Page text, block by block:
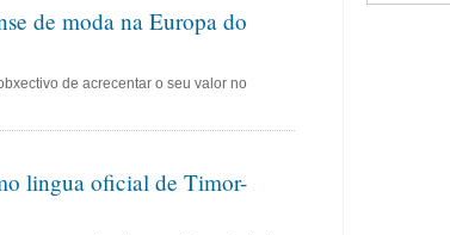
de moda na Europa do
de acrecentar o seu valor no
lingua oficial de Timor-